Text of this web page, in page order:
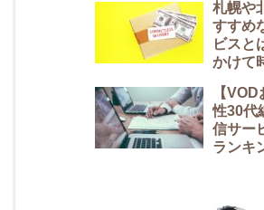
説
札幌や
すすめ
ビスと
かけて
【
性30代
信サー
ランキ